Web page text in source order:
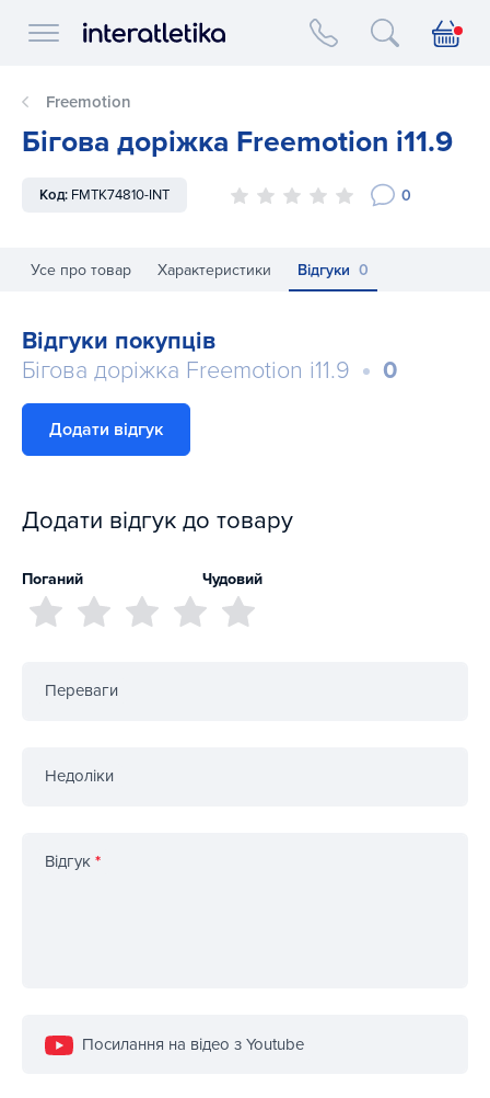
Interatletika logo
Freemotion
Бігова доріжка Freemotion i11.9
Код: FMTK74810-INT 0
Усе про товар Характеристики Відгуки 0
Відгуки покупців
Бігова доріжка Freemotion i11.9
0
Додати відгук
Додати відгук до товару
Поганий Чудовий
Переваги
Недоліки
Відгук *
Посилання на відео з Youtube